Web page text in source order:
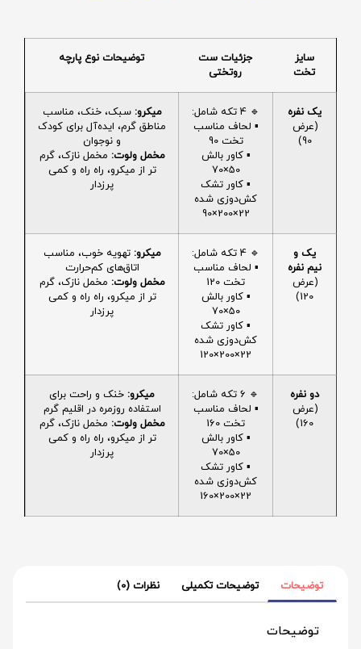
سایز
تخت
جزئیات ست
روتختی
توضیحات نوع پارچه
یک نفره
(عرض
90)
🔹 4 تکه شامل:
▪️ لحاف مناسب
تخت 90
▪️ کاور بالش
50×70
▪️ کاور تشک
کش‌دوزی شده
22×200×90
میکرو: سبک، خنک، مناسب
مناطق گرم، ایده‌آل برای کودک
و نوجوان
مخمل ولوت: مخمل نازک، گرم
تر از میکرو، راه راه و کمی
پرزدار
یک و
نیم نفره
(عرض
120)
🔹 4 تکه شامل:
▪️ لحاف مناسب
تخت 120
▪️ کاور بالش
50×70
▪️ کاور تشک
کش‌دوزی شده
22×200×120
میکرو: تهویه خوب، مناسب
اتاق‌های کم‌حرارت
مخمل ولوت: مخمل نازک، گرم
تر از میکرو، راه راه و کمی
پرزدار
دو نفره
(عرض
160)
🔹 6 تکه شامل:
▪️ لحاف مناسب
تخت 160
▪️ کاور بالش
50×70
▪️ کاور تشک
کش‌دوزی شده
22×200×160
میکرو: خنک و راحت برای
استفاده روزمره در اقلیم گرم
مخمل ولوت: مخمل نازک، گرم
تر از میکرو، راه راه و کمی
پرزدار
توضیحات توضیحات تکمیلی نظرات (0)
توضیحات